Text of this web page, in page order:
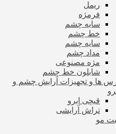
ریمل
فرمژه
سایه چشم
خط چشم
سایه چشم
مداد چشم
مژه مصنوعی
شابلون خط چشم
ها و تجهیزات آرایش چشم و
قیچی ابرو
تراش آرایشی
مو